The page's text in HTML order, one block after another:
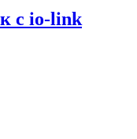
с io-link